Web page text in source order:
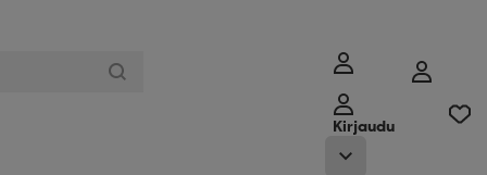
Kirjaudu